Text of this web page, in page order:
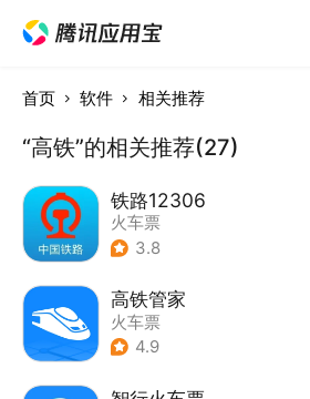
首页 软件 相关推荐
“高铁”的相关推荐(27)
铁路12306
火车票
3.8
高铁管家
火车票
4.9